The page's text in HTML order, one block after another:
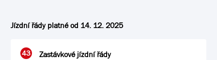
Jízdní řády platné od 14. 12. 2025
43
Zastávkové jízdní řády